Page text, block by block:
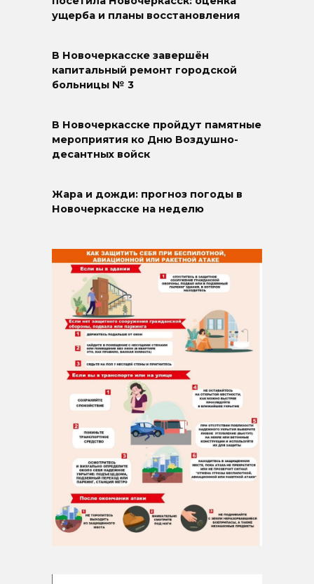
ущерба и планы восстановления
В Новочеркасске завершён
капитальный ремонт городской
больницы № 3
В Новочеркасске пройдут памятные
мероприятия ко Дню Воздушно-
десантных войск
Жара и дожди: прогноз погоды в
Новочеркасске на неделю